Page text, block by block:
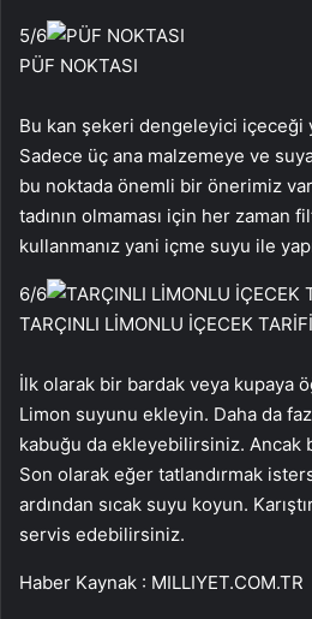
5/6
PÜF NOKTASI
Bu kan şekeri dengeleyici içeceği
Sadece üç ana malzemeye ve
bu noktada önemli bir önerimiz
tadının olmaması için her zaman
kullanmanız yani içme suyu ile
6/6
TARÇINLI LİMONLU İÇECEK TARİFİ
İlk olarak bir bardak veya kupaya
Limon suyunu ekleyin. Daha da
kabuğu da ekleyebilirsiniz. Ancak
Son olarak eğer tatlandırmak
ardından sıcak suyu koyun.
servis edebilirsiniz.
Haber Kaynak : MILLIYET.COM.TR